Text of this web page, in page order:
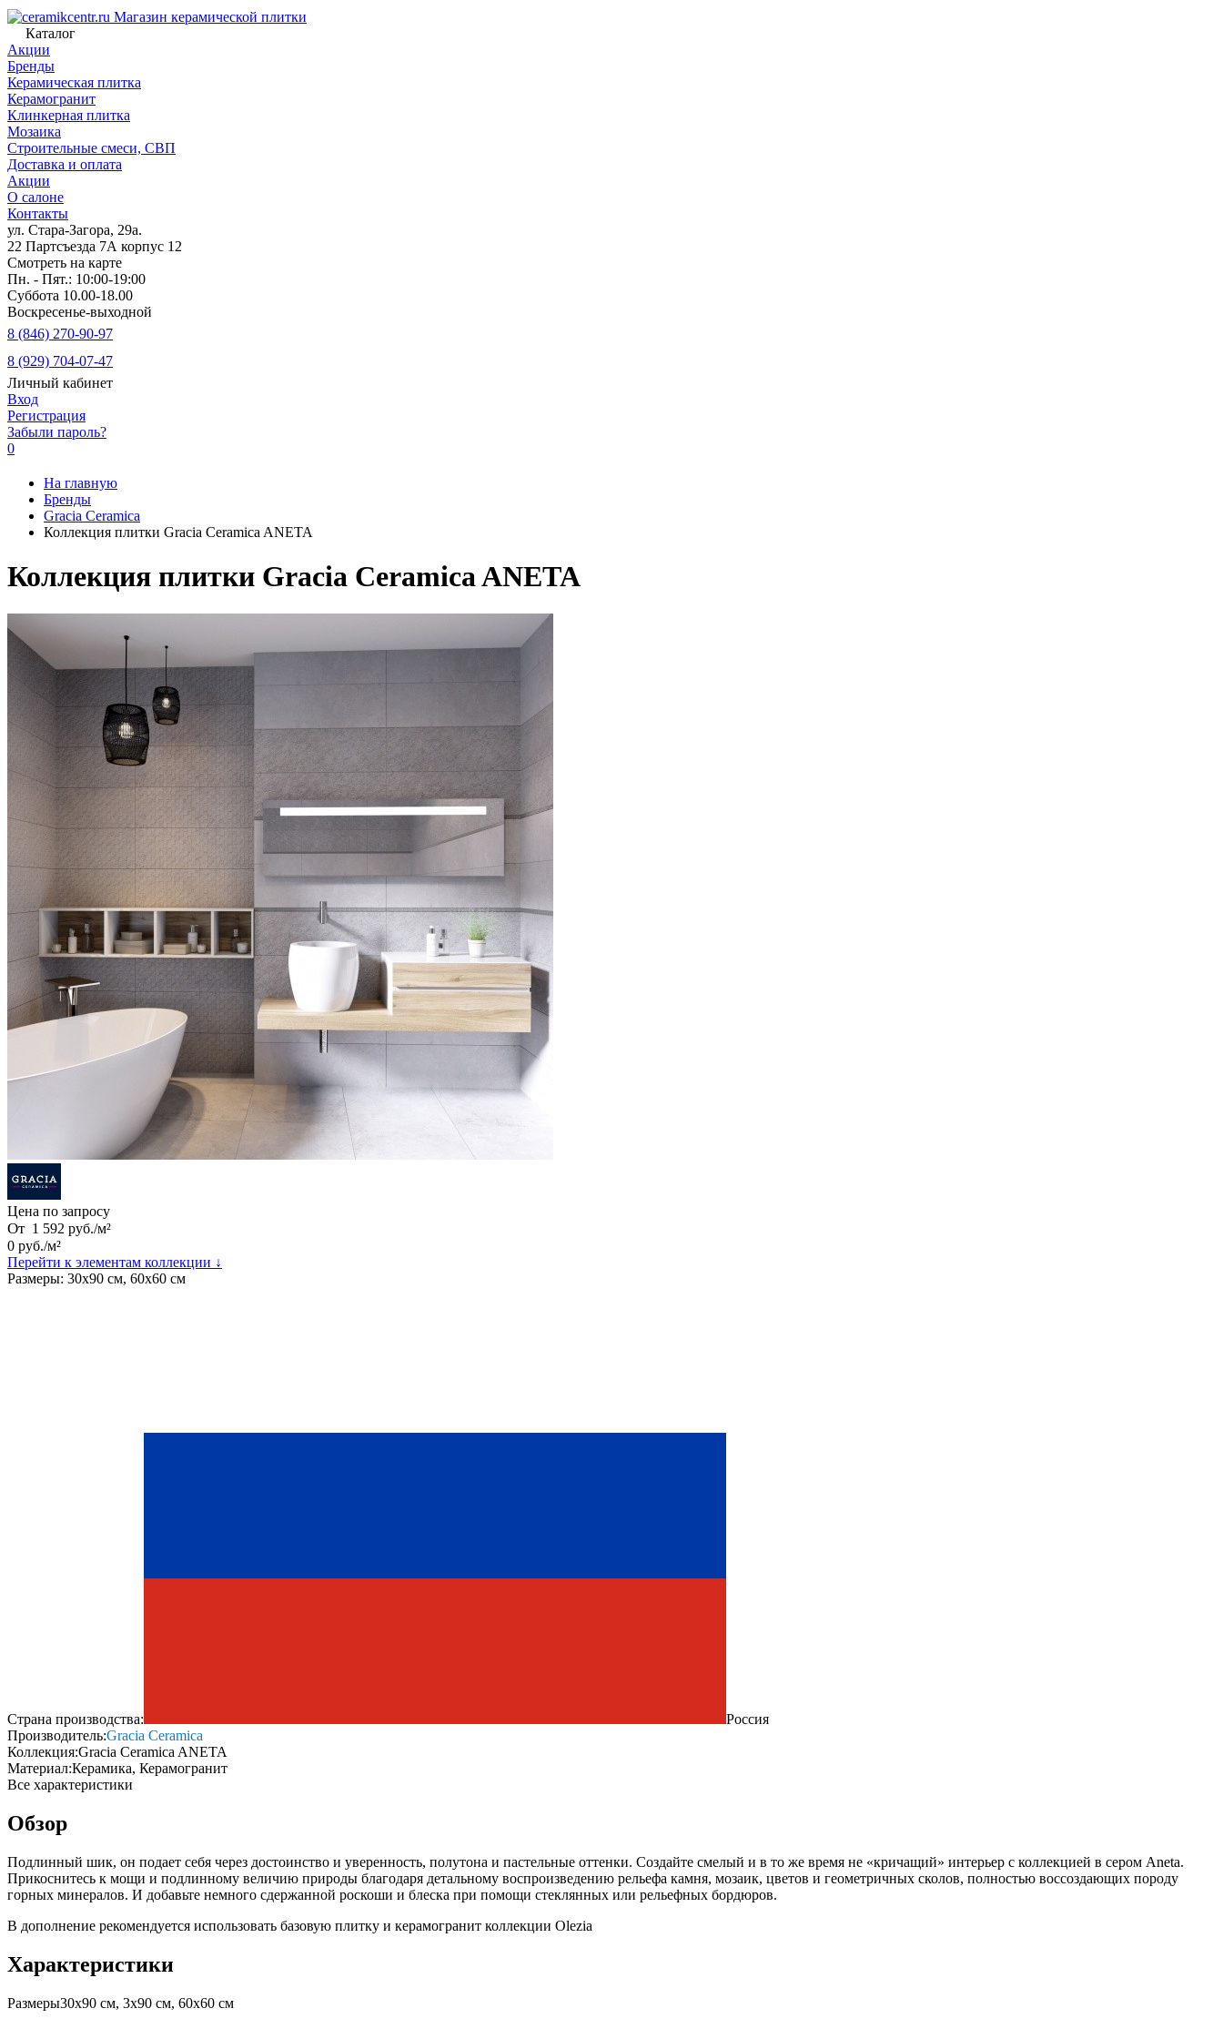
Магазин керамической плитки
Каталог
Акции
Бренды
Керамическая плитка
Керамогранит
Клинкерная плитка
Мозаика
Строительные смеси, СВП
Доставка и оплата
Акции
О салоне
Контакты
ул. Стара-Загора, 29а.
22 Партсъезда 7А корпус 12
Смотреть на карте
Пн. - Пят.: 10:00-19:00
Суббота 10.00-18.00
Воскресенье-выходной
8 (846) 270-90-97
8 (929) 704-07-47
Личный кабинет
Вход
Регистрация
Забыли пароль?
0
На главную
Бренды
Gracia Ceramiсa
Коллекция плитки Gracia Ceramica ANETA
Коллекция плитки Gracia Ceramica ANETA
Цена по запросу
От 1 592 руб./м²
0 руб./м²
Перейти к элементам коллекции ↓
Размеры: 30х90 см, 60х60 см
Страна производства:
Россия
Производитель:Gracia Ceramica
Коллекция:Gracia Ceramica ANETA
Материал:Керамика, Керамогранит
Все характеристики
Обзор
Подлинный шик, он подает себя через достоинство и уверенность, полутона и пастельные оттенки. Создайте смелый и в то же время не «кричащий» интерьер с коллекцией в сером Aneta.
Прикоснитесь к мощи и подлинному величию природы благодаря детальному воспроизведению рельефа камня, мозаик, цветов и геометричных сколов, полностью воссоздающих породу
горных минералов. И добавьте немного сдержанной роскоши и блеска при помощи стеклянных или рельефных бордюров.
В дополнение рекомендуется использовать базовую плитку и керамогранит коллекции Olezia
Характеристики
Размеры30х90 см, 3х90 см, 60х60 см